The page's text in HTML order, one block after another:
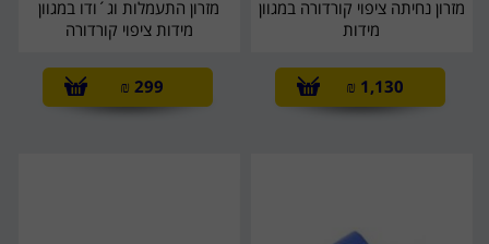
מזרון נחיתה ציפוי קורדורה במגוון
מידות
1,130
₪
מזרון התעמלות וג´ודו במגוון
מידות ציפוי קורדורה
299
₪